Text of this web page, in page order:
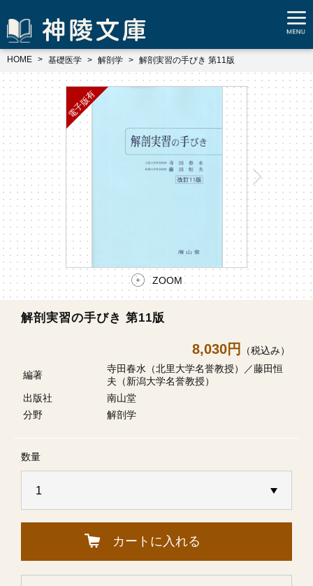
HOME 基礎医学 解剖学 解剖実習の手びき 第11版
ZOOM
解剖実習の手びき 第11版
8,030円 （税込み）
編著
寺田春水（北里大学名誉教授）／藤田恒
夫（新潟大学名誉教授）
出版社
南山堂
分野
解剖学
数量
カートに入れる